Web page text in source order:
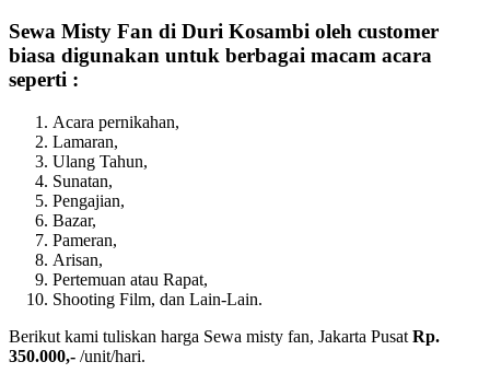
Sewa Misty Fan di Duri Kosambi oleh customer
biasa digunakan untuk berbagai macam acara
seperti :
Acara pernikahan,
Lamaran,
Ulang Tahun,
Sunatan,
Pengajian,
Bazar,
Pameran,
Arisan,
Pertemuan atau Rapat,
Shooting Film, dan Lain-Lain.
Berikut kami tuliskan harga Sewa misty fan, Jakarta Pusat Rp.
350.000,- /unit/hari.